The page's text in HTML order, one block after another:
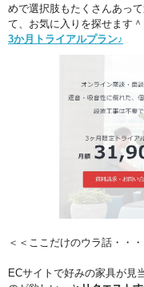
めで選択肢もたくさんあって
て、お気に入りを探せます＾
3か月トライアルプラン♪
＜＜ここだけのウラ話・・・
ECサイトで好みの家具が見